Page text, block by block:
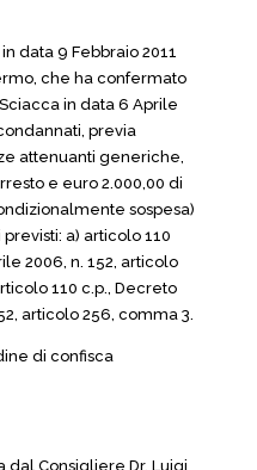
data 9 Febbraio 2011
che ha confermato
in data 6 Aprile
previa
attenuanti generiche,
e euro 2.000,00 di
sospesa)
a) articolo 110
2006, n. 152, articolo
110 c.p., Decreto
articolo 256, comma 3.
di confisca
Consigliere Dr. Luigi